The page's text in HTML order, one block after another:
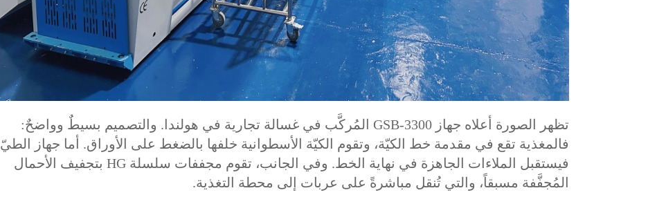
تظهر الصورة أعلاه جهاز GSB-3300 المُركَّب في غسالة تجارية في هولندا. والتصميم بسيطٌ وواضحٌ:
فالمغذية تقع في مقدمة خط الكيّة، وتقوم الكيّة الأسطوانية خلفها بالضغط على الأوراق. أما جهاز الطيّ
فيستقبل الملاءات الجاهزة في نهاية الخط. وفي الجانب، تقوم مجففات سلسلة HG بتجفيف الأحمال
المُجفَّفة مسبقاً، والتي تُنقل مباشرةً على عربات إلى محطة التغذية.